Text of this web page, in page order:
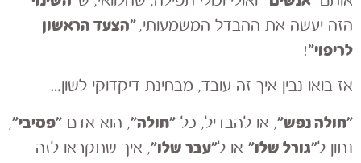
הזה יעשה את ההבדל המשמעותי, ״הצעד הראשון
לריפוי״!
אז בואו נבין איך זה עובד, מבחינת דיקדוקי לשון…
״חולה נפש״, או להבדיל, כל ״חולה״, הוא אדם ״פסיבי״,
נתון ל״גורל שלו״ או ל״עבר שלו״, איך שתקראו לזה